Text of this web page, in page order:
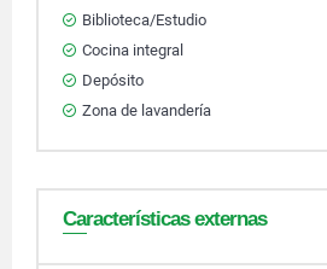
Biblioteca/Estudio
Cocina integral
Depósito
Zona de lavandería
Características externas